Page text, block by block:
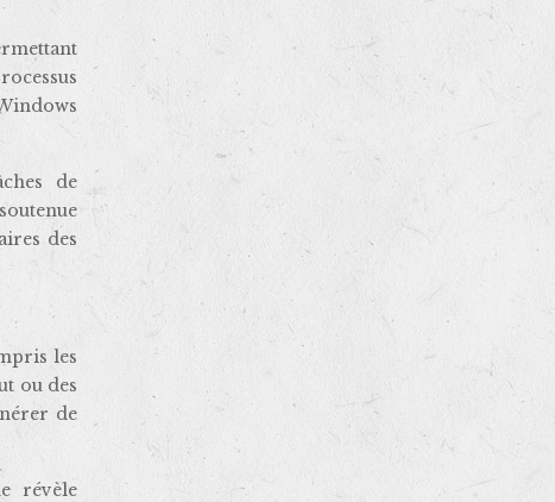
de
des
les
ou des
de
révèle